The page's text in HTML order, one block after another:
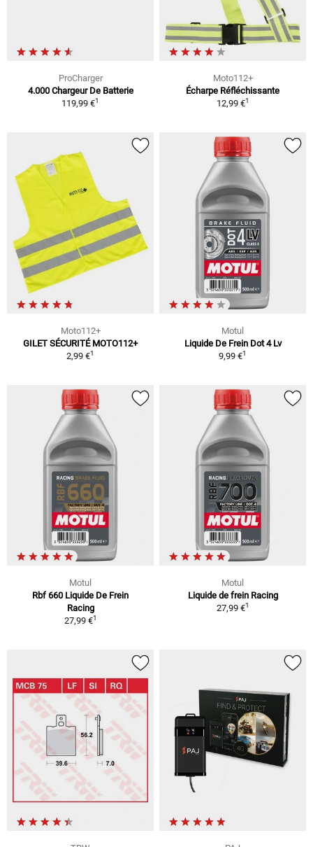
ProCharger
4.000 Chargeur De Batterie
119,99 €1
Moto112+
Écharpe Réfléchissante
12,99 €1
Moto112+
GILET SÉCURITÉ MOTO112+
2,99 €1
Motul
Liquide De Frein Dot 4 Lv
9,99 €1
Motul
Rbf 660 Liquide De Frein
Racing
27,99 €1
Motul
Liquide de frein Racing
27,99 €1